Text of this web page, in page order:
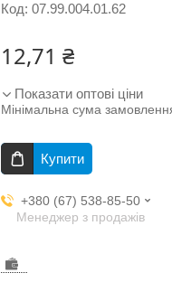
Код: 07.99.004.01.62
12,71 ₴
Показати оптові ціни
Мінімальна сума
Купити
+380 (67) 538-85-50
Менеджер з продажів